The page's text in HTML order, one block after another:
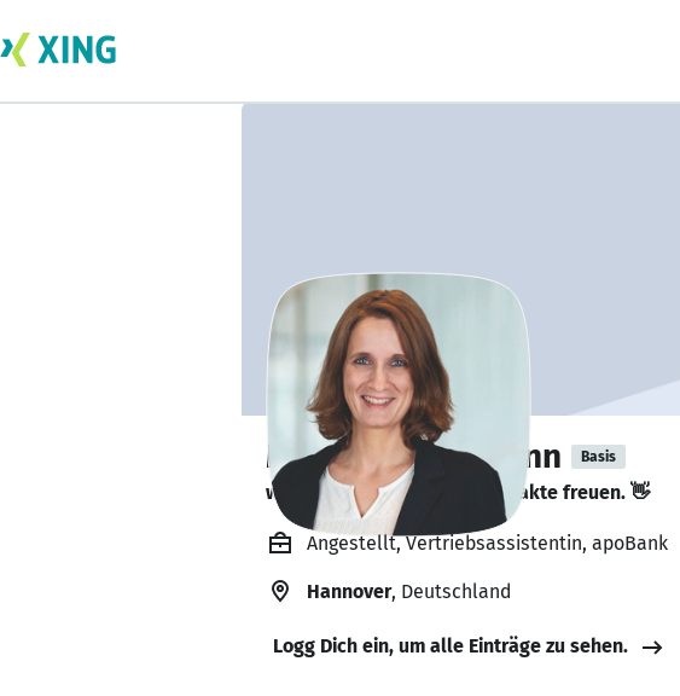
Monika Watermann Basis
würde sich über soziale Kontakte freuen. 👋
Angestellt, Vertriebsassistentin, apoBank
Hannover, Deutschland
Logg Dich ein, um alle Einträge zu sehen.